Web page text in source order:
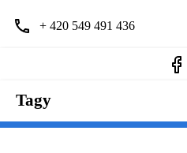
+ 420 549 491 436
Tagy